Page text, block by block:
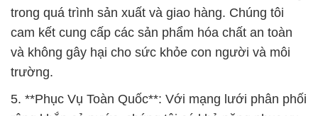
trong quá trình sản xuất và giao hàng. Chúng tôi
cam kết cung cấp các sản phẩm hóa chất an toàn
và không gây hại cho sức khỏe con người và môi
trường.
5. **Phục Vụ Toàn Quốc**: Với mạng lưới phân phối